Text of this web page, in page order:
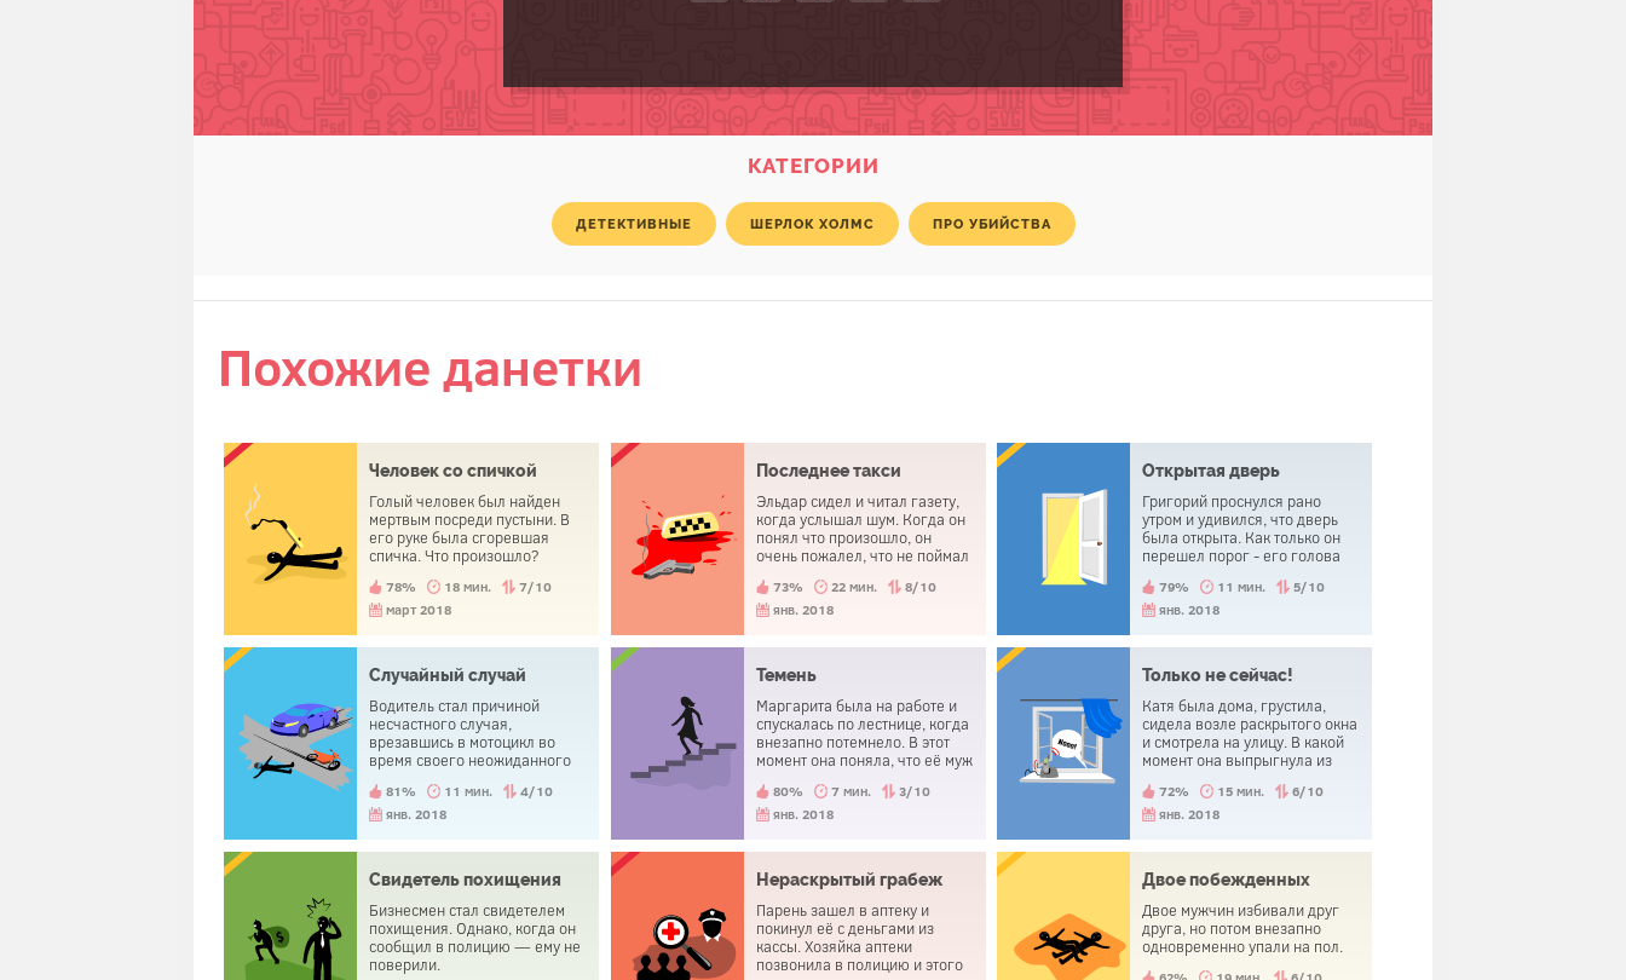
КАТЕГОРИИ
ДЕТЕКТИВНЫЕ ШЕРЛОК ХОЛМС ПРО УБИЙСТВА
Похожие данетки
Человек со спичкой
Голый человек был найден
мертвым посреди пустыни. В
его руке была сгоревшая
спичка. Что произошло?
78% 18 мин.
7/10
март 2018
Последнее такси
Эльдар сидел и читал газету,
когда услышал шум. Когда он
понял что произошло, он
очень пожалел, что не поймал
покончил с собой.
73% 22 мин.
8/10
янв. 2018
Открытая дверь
Григорий проснулся рано
утром и удивился, что дверь
была открыта. Как только он
перешел порог - его голова
79% 11 мин.
5/10
янв. 2018
Случайный случай
Водитель стал причиной
несчастного случая,
врезавшись в мотоцикл во
время своего неожиданного
когда полицейский приехал,
был арестован другой
освобожден.
81% 11 мин.
4/10
янв. 2018
Темень
Маргарита была на работе и
спускалась по лестнице, когда
внезапно потемнело. В этот
момент она поняла, что её муж
80% 7 мин.
3/10
янв. 2018
Только не сейчас!
Катя была дома, грустила,
сидела возле раскрытого окна
и смотрела на улицу. В какой
момент она выпрыгнула из
услышала, что телефон
зазвонил и пожалела о
72% 15 мин.
6/10
янв. 2018
Свидетель похищения
Бизнесмен стал свидетелем
похищения. Однако, когда он
сообщил в полицию — ему не
поверили.
Нераскрытый грабеж
Парень зашел в аптеку и
покинул её с деньгами из
кассы. Хозяйка аптеки
позвонила в полицию и этого
Двое побежденных
Двое мужчин избивали друг
друга, но потом внезапно
одновременно упали на пол.